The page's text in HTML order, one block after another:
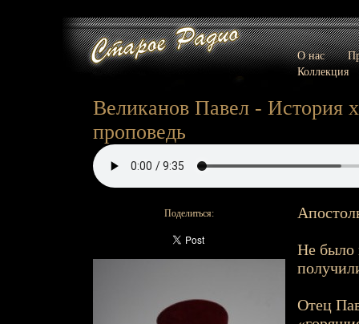
О нас
Коллекция
Великанов Павел - История
проповедь
Поделиться:
Не было
Отец